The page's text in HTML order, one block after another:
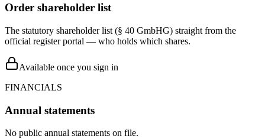
Order shareholder list
The statutory shareholder list (§ 40 GmbHG) straight from the
official register portal — who holds which shares.
Available once you sign in
FINANCIALS
Annual statements
No public annual statements on file.